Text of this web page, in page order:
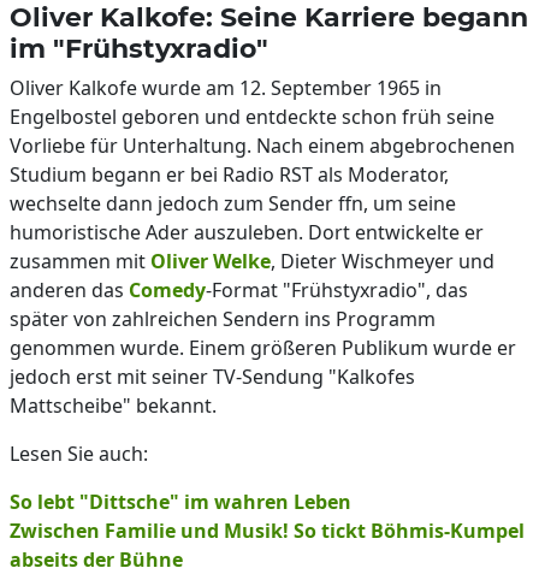
Oliver Kalkofe: Seine Karriere begann
im "Frühstyxradio"
Oliver Kalkofe wurde am 12. September 1965 in
Engelbostel geboren und entdeckte schon früh seine
Vorliebe für Unterhaltung. Nach einem abgebrochenen
Studium begann er bei Radio RST als Moderator,
wechselte dann jedoch zum Sender ffn, um seine
humoristische Ader auszuleben. Dort entwickelte er
zusammen mit Oliver Welke, Dieter Wischmeyer und
anderen das Comedy-Format "Frühstyxradio", das
später von zahlreichen Sendern ins Programm
genommen wurde. Einem größeren Publikum wurde er
jedoch erst mit seiner TV-Sendung "Kalkofes
Mattscheibe" bekannt.
Lesen Sie auch:
So lebt "Dittsche" im wahren Leben
Zwischen Familie und Musik! So tickt Böhmis-Kumpel
abseits der Bühne